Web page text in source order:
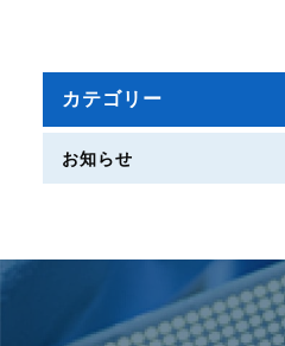
カテゴリー
お知らせ